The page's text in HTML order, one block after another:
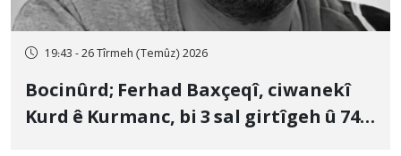
19:43 - 26 Tîrmeh (Temûz) 2026
Bocinûrd; Ferhad Baxçeqî, ciwanekî
Kurd ê Kurmanc, bi 3 sal girtîgeh û 74